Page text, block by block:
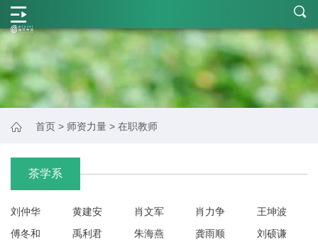
院
概
首页 > 师资力量 > 在职教师
茶学系
刘仲华 黄建安 肖文军 肖力争
王坤波
傅冬和
禹利君 朱海燕 龚雨顺
刘硕谦